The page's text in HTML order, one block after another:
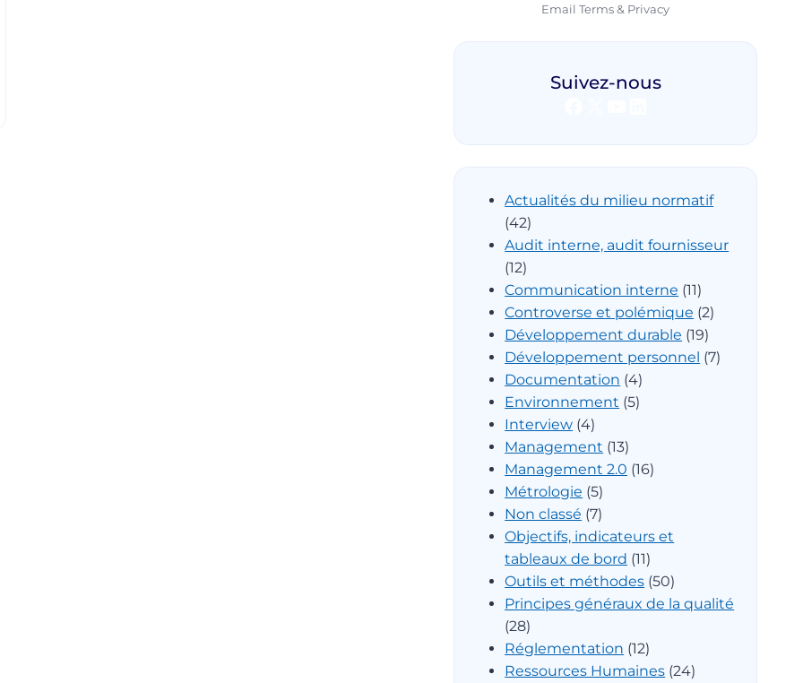
EmailTerms & Privacy
Suivez-nous
Actualités du milieu normatif
(42)
Audit interne, audit fournisseur
(12)
Communication interne (11)
Controverse et polémique (2)
Développement durable (19)
Développement personnel (7)
Documentation (4)
Environnement (5)
Interview (4)
Management (13)
Management 2.0 (16)
Métrologie (5)
Non classé (7)
Objectifs, indicateurs et
tableaux de bord (11)
Outils et méthodes (50)
Principes généraux de la qualité
(28)
Réglementation (12)
Ressources Humaines (24)